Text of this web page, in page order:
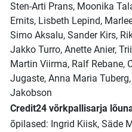
Sten-Arti Prans, Moonika
Ernits, Lisbeth Lepind,
Simo Aksalu, Sander Kirs,
Jakko Turro, Anette Anier,
Martin Viirma, Ralf Rebane,
Jugaste, Anna Maria
Jakobson
Credit24 võrkpallisarja
õpilased: Ingrid Kiisk, Säde